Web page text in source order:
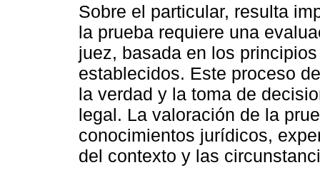
Sobre el particular, resulta
la prueba requiere una
juez, basada en los
establecidos. Este proceso
la verdad y la toma de
legal. La valoración de la
conocimientos jurídicos,
del contexto y las